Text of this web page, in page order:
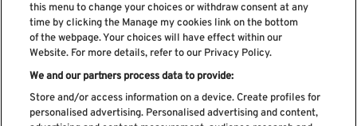
Li e aceito os Política de privacidade
this menu to change your choices or withdraw consent at any
time by clicking the Manage my cookies link on the bottom
of the webpage. Your choices will have effect within our
Website. For more details, refer to our Privacy Policy.
We and our partners process data to provide:
Store and/or access information on a device. Create profiles for
personalised advertising. Personalised advertising and content,